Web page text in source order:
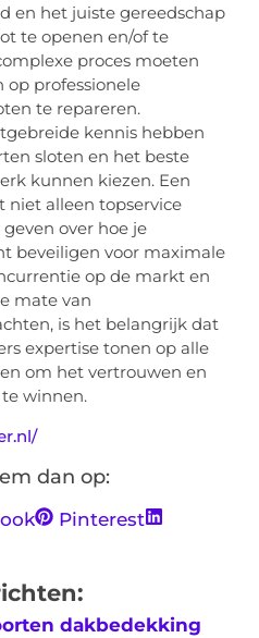
en het juiste gereedschap
te openen en/of te
proces moeten
op professionele
te repareren.
kennis hebben
sloten en het beste
kunnen kiezen. Een
niet alleen topservice
over hoe je
beveiligen voor maximale
op de markt en
mate van
is het belangrijk dat
expertise tonen op alle
om het vertrouwen en
winnen.
dan op:
Pinterest
dakbedekking